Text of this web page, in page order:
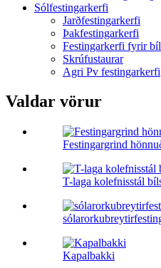
Sólfestingarkerfi
Jarðfestingarkerfi
Þakfestingarkerfi
Festingarkerfi fyrir
Skrúfustaurar
Agri Pv festingarkerfi
Valdar vörur
Festingargrind
T-laga kolefnisstál
Kapalbakki